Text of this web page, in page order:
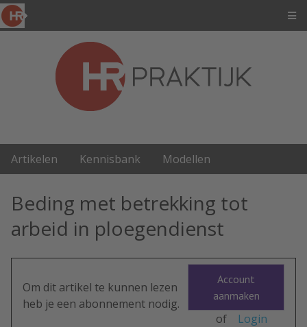
Artikelen Kennisbank Modellen
Beding met betrekking tot
arbeid in ploegendienst
Om dit artikel te kunnen lezen
heb je een abonnement nodig.
Account
aanmaken
of Login